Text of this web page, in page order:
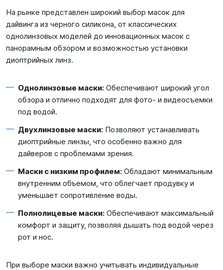
На рынке представлен широкий выбор масок для
дайвинга из черного силикона, от классических
однолинзовых моделей до инновационных масок с
панорамным обзором и возможностью установки
диоптрийных линз.
Однолинзовые маски: Обеспечивают широкий угол
обзора и отлично подходят для фото- и видеосъемки
под водой.
Двухлинзовые маски: Позволяют устанавливать
диоптрийные линзы, что особенно важно для
дайверов с проблемами зрения.
Маски с низким профилем: Обладают минимальным
внутренним объемом, что облегчает продувку и
уменьшает сопротивление воды.
Полнолицевые маски: Обеспечивают максимальный
комфорт и защиту, позволяя дышать под водой через
рот и нос.
При выборе маски важно учитывать индивидуальные